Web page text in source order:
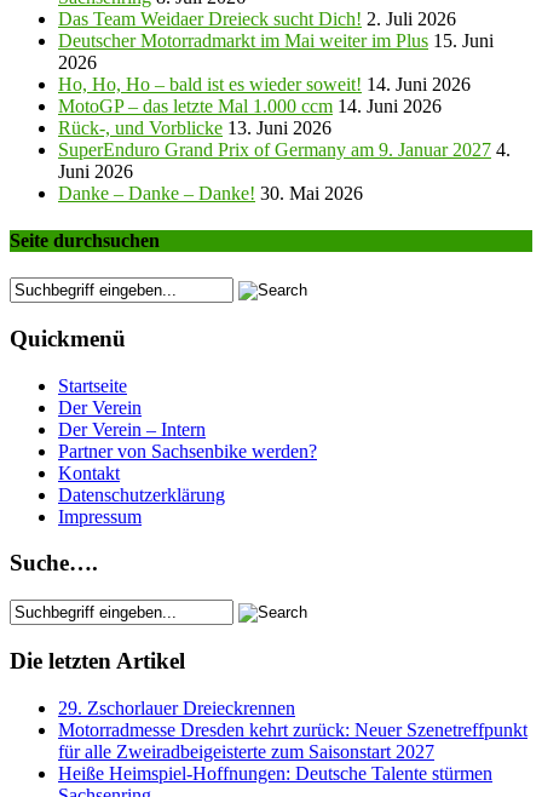
Das Team Weidaer Dreieck sucht Dich! 2. Juli 2026
Deutscher Motorradmarkt im Mai weiter im Plus 15. Juni
2026
Ho, Ho, Ho – bald ist es wieder soweit! 14. Juni 2026
MotoGP – das letzte Mal 1.000 ccm 14. Juni 2026
Rück-, und Vorblicke 13. Juni 2026
SuperEnduro Grand Prix of Germany am 9. Januar 2027 4.
Juni 2026
Danke – Danke – Danke! 30. Mai 2026
Seite durchsuchen
Quickmenü
Startseite
Der Verein
Der Verein – Intern
Partner von Sachsenbike werden?
Kontakt
Datenschutzerklärung
Impressum
Suche….
Die letzten Artikel
29. Zschorlauer Dreieckrennen
Motorradmesse Dresden kehrt zurück: Neuer Szenetreffpunkt
für alle Zweiradbeigeisterte zum Saisonstart 2027
Heiße Heimspiel-Hoffnungen: Deutsche Talente stürmen